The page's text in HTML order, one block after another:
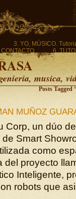
3. YO, MÚSICO.
6.
musica,
Posts Tagged
MUÑOZ
Corp, un dúo
Smart
como
del proyecto
Inteligente,
robots que